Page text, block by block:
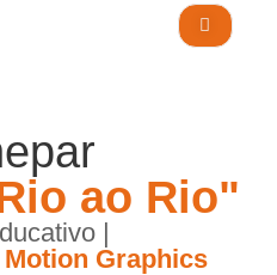
ao Rio"
|
Graphics